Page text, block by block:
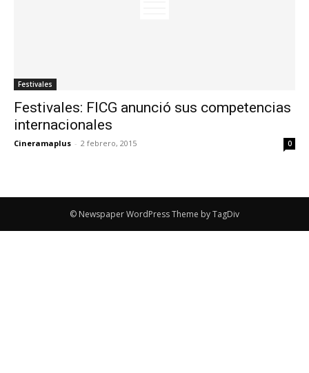
Festivales
Festivales: FICG anunció sus competencias
internacionales
Cineramaplus - 2 febrero, 2015 0
© Newspaper WordPress Theme by TagDiv